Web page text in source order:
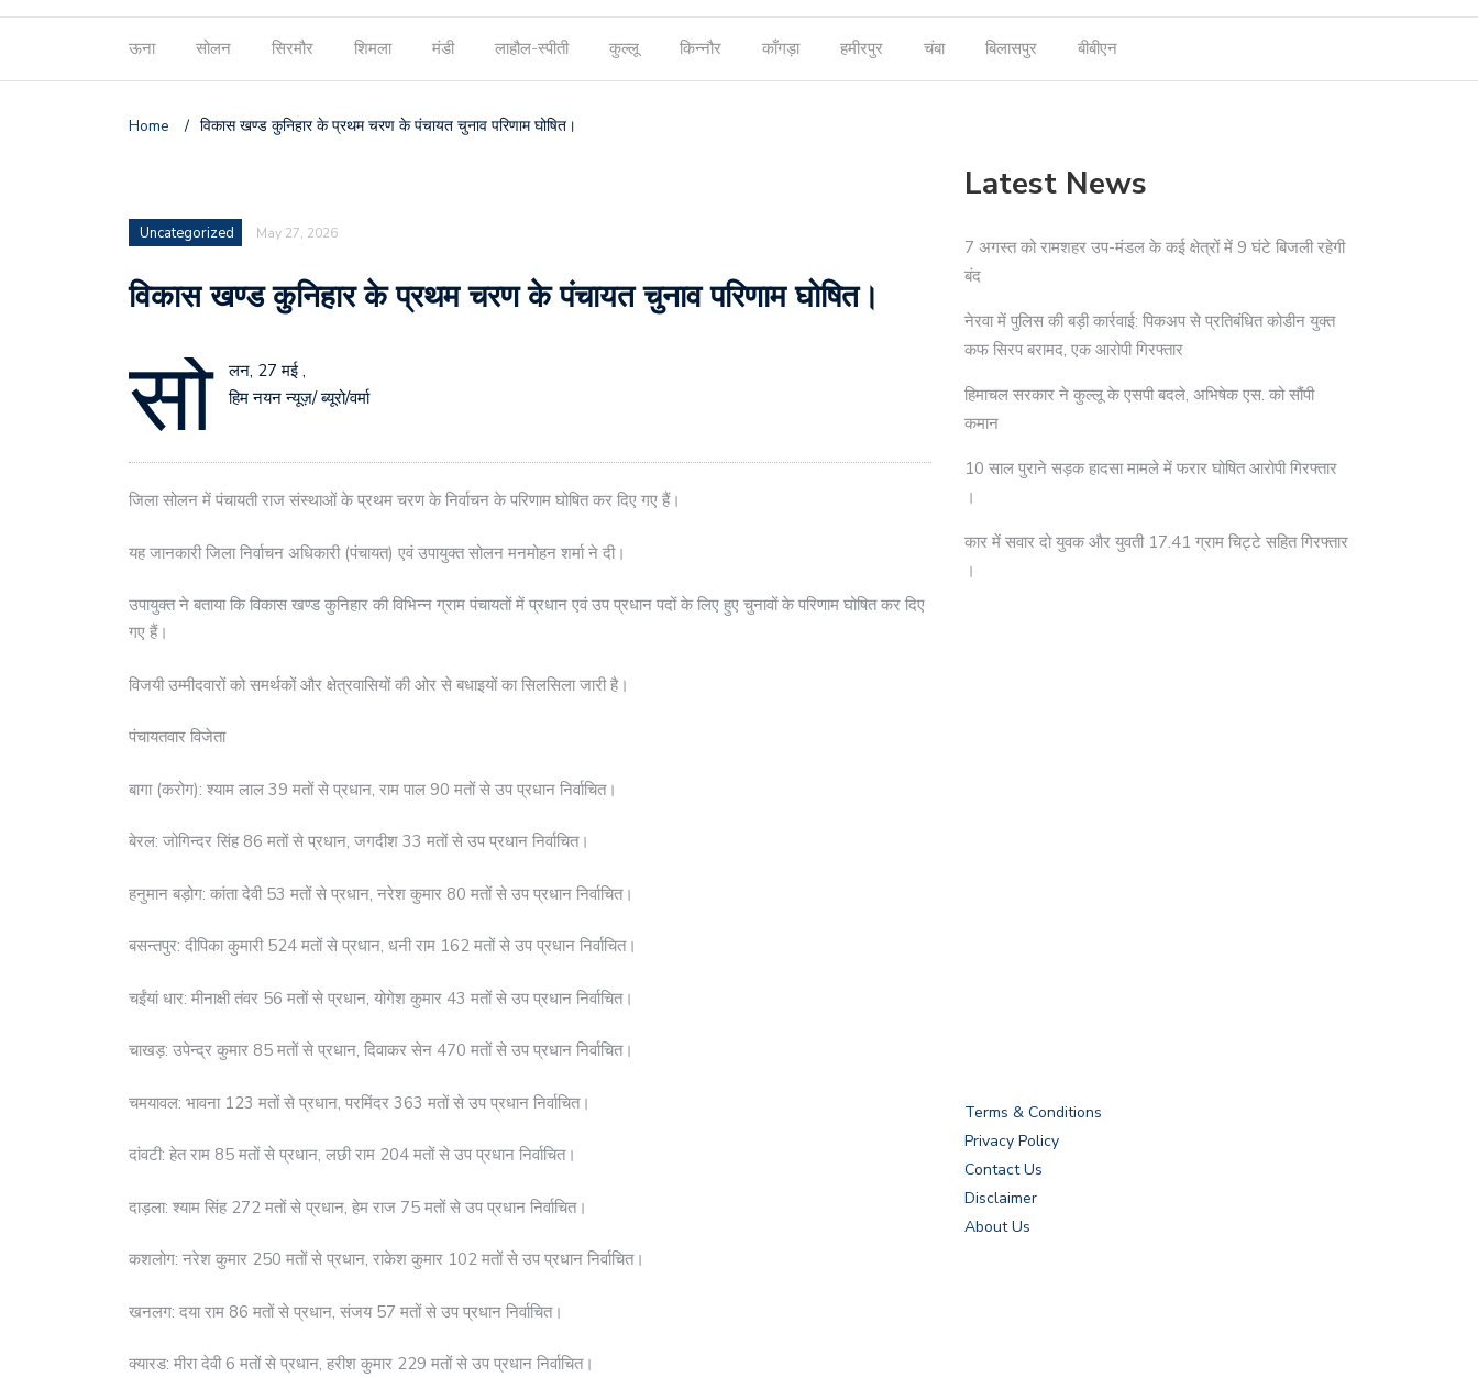
ऊना सोलन सिरमौर शिमला मंडी लाहौल-स्पीती कुल्लू किन्नौर काँगड़ा हमीरपुर चंबा बिलासपुर बीबीएन
Home / विकास खण्ड कुनिहार के प्रथम चरण के पंचायत चुनाव परिणाम घोषित।
Uncategorized May 27, 2026
विकास खण्ड कुनिहार के प्रथम चरण के पंचायत चुनाव परिणाम घोषित।
सो
लन, 27 मई ,
हिम नयन न्यूज़/ ब्यूरो/वर्मा
जिला सोलन में पंचायती राज संस्थाओं के प्रथम चरण के निर्वाचन के परिणाम घोषित कर दिए गए हैं।
यह जानकारी जिला निर्वाचन अधिकारी (पंचायत) एवं उपायुक्त सोलन मनमोहन शर्मा ने दी।
उपायुक्त ने बताया कि विकास खण्ड कुनिहार की विभिन्न ग्राम पंचायतों में प्रधान एवं उप प्रधान पदों के लिए हुए चुनावों के परिणाम घोषित कर दिए
गए हैं।
विजयी उम्मीदवारों को समर्थकों और क्षेत्रवासियों की ओर से बधाइयों का सिलसिला जारी है।
पंचायतवार विजेता
बागा (करोग): श्याम लाल 39 मतों से प्रधान, राम पाल 90 मतों से उप प्रधान निर्वाचित।
बेरल: जोगिन्दर सिंह 86 मतों से प्रधान, जगदीश 33 मतों से उप प्रधान निर्वाचित।
हनुमान बड़ोग: कांता देवी 53 मतों से प्रधान, नरेश कुमार 80 मतों से उप प्रधान निर्वाचित।
बसन्तपुर: दीपिका कुमारी 524 मतों से प्रधान, धनी राम 162 मतों से उप प्रधान निर्वाचित।
चईंयां धार: मीनाक्षी तंवर 56 मतों से प्रधान, योगेश कुमार 43 मतों से उप प्रधान निर्वाचित।
चाखड़: उपेन्द्र कुमार 85 मतों से प्रधान, दिवाकर सेन 470 मतों से उप प्रधान निर्वाचित।
चमयावल: भावना 123 मतों से प्रधान, परमिंदर 363 मतों से उप प्रधान निर्वाचित।
दांवटी: हेत राम 85 मतों से प्रधान, लछी राम 204 मतों से उप प्रधान निर्वाचित।
दाड़ला: श्याम सिंह 272 मतों से प्रधान, हेम राज 75 मतों से उप प्रधान निर्वाचित।
कशलोग: नरेश कुमार 250 मतों से प्रधान, राकेश कुमार 102 मतों से उप प्रधान निर्वाचित।
खनलग: दया राम 86 मतों से प्रधान, संजय 57 मतों से उप प्रधान निर्वाचित।
क्यारड: मीरा देवी 6 मतों से प्रधान, हरीश कुमार 229 मतों से उप प्रधान निर्वाचित।
Latest News
7 अगस्त को रामशहर उप-मंडल के कई क्षेत्रों में 9 घंटे बिजली रहेगी
बंद
नेरवा में पुलिस की बड़ी कार्रवाई: पिकअप से प्रतिबंधित कोडीन युक्त
कफ सिरप बरामद, एक आरोपी गिरफ्तार
हिमाचल सरकार ने कुल्लू के एसपी बदले, अभिषेक एस. को सौंपी
कमान
10 साल पुराने सड़क हादसा मामले में फरार घोषित आरोपी गिरफ्तार
।
कार में सवार दो युवक और युवती 17.41 ग्राम चिट्टे सहित गिरफ्तार
।
Terms & Conditions
Privacy Policy
Contact Us
Disclaimer
About Us